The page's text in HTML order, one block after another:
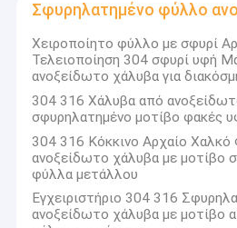
Όλες οι περιπτώσεις
Ζητήστε ένα απόσπασμα
VR
Φύλλο ανοξείδωτου
Σφυρηλατημένο φύλλο
Χειροποίητο φύλλο με σφυρί
Τελειοποίηση 304 σφυρί υφή
ανοξείδωτο χάλυβα για
304 316 Χάλυβα από
σφυρηλατημένο μοτίβο φακές
304 316 Κόκκινο Αρχαίο Χαλκό
ανοξείδωτο χάλυβα με μοτίβο
φύλλα μετάλλου
Εγχειριστήριο 304 316
ανοξείδωτο χάλυβα με μοτίβο
Foshan Sunray Steel Co., Ltd.
Foshan Ribo Stainless Steel
Guangdong Tonghe Stainless
Changsha Hongshun Stainless
Η Huaihua Hongshuo Stainless
Η εταιρεία μας βρίσκεται στο